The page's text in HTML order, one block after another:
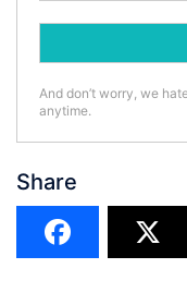
And don’t worry, we
anytime.
Share